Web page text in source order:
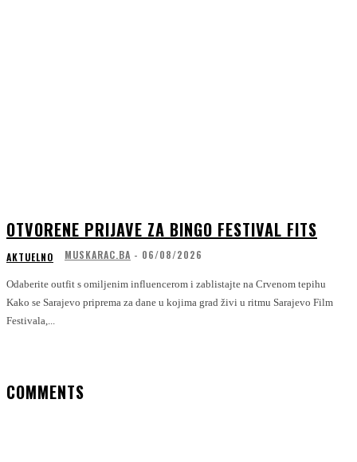
OTVORENE PRIJAVE ZA BINGO FESTIVAL FITS
AKTUELNO MUSKARAC.BA - 06/08/2026
Odaberite outfit s omiljenim influencerom i zablistajte na Crvenom tepihu
Kako se Sarajevo priprema za dane u kojima grad živi u ritmu Sarajevo Film
Festivala,...
COMMENTS